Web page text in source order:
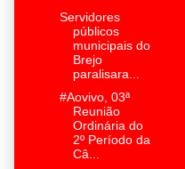
Servidores
públicos
municipais do
Brejo
paralisara...
#Aovivo, 03ª
Reunião
Ordinária do
2º Período da
Câ...